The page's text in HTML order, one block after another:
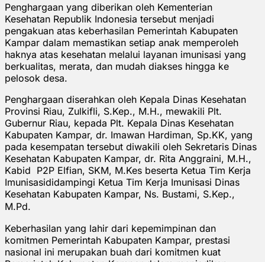
Penghargaan yang diberikan oleh Kementerian
Kesehatan Republik Indonesia tersebut menjadi
pengakuan atas keberhasilan Pemerintah Kabupaten
Kampar dalam memastikan setiap anak memperoleh
haknya atas kesehatan melalui layanan imunisasi yang
berkualitas, merata, dan mudah diakses hingga ke
pelosok desa.
Penghargaan diserahkan oleh Kepala Dinas Kesehatan
Provinsi Riau, Zulkifli, S.Kep., M.H., mewakili Plt.
Gubernur Riau, kepada Plt. Kepala Dinas Kesehatan
Kabupaten Kampar, dr. Imawan Hardiman, Sp.KK, yang
pada kesempatan tersebut diwakili oleh Sekretaris Dinas
Kesehatan Kabupaten Kampar, dr. Rita Anggraini, M.H.,
Kabid P2P Elfian, SKM, M.Kes beserta Ketua Tim Kerja
Imunisasididampingi Ketua Tim Kerja Imunisasi Dinas
Kesehatan Kabupaten Kampar, Ns. Bustami, S.Kep.,
M.Pd.
Keberhasilan yang lahir dari kepemimpinan dan
komitmen Pemerintah Kabupaten Kampar, prestasi
nasional ini merupakan buah dari komitmen kuat